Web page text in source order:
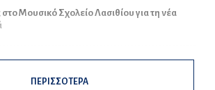
Μουσικό Σχολείο Λασιθίου για τη νέα
ΠΕΡΙΣΣΟΤΕΡΑ